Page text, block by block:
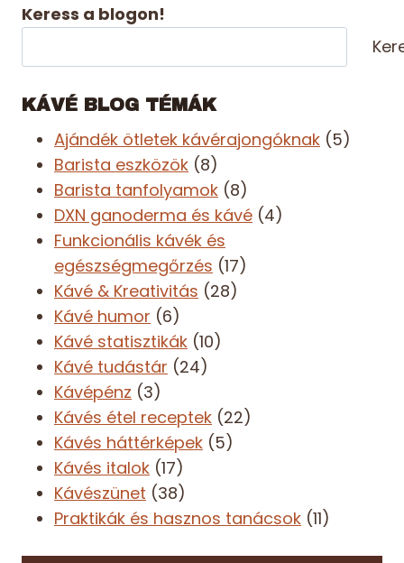
Keress a blogon!
KÁVÉ BLOG TÉMÁK
Ajándék ötletek kávérajongóknak (5)
Barista eszközök (8)
Barista tanfolyamok (8)
DXN ganoderma és kávé (4)
Funkcionális kávék és
egészségmegőrzés (17)
Kávé & Kreativitás (28)
Kávé humor (6)
Kávé statisztikák (10)
Kávé tudástár (24)
Kávépénz (3)
Kávés étel receptek (22)
Kávés háttérképek (5)
Kávés italok (17)
Kávészünet (38)
Praktikák és hasznos tanácsok (11)